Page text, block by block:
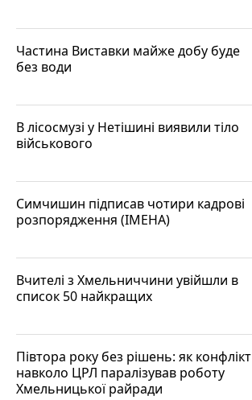
Частина Виставки майже добу буде
без води
В лісосмузі у Нетішині виявили тіло
військового
Симчишин підписав чотири кадрові
розпорядження (ІМЕНА)
Вчителі з Хмельниччини увійшли в
список 50 найкращих
Півтора року без рішень: як конфлікт
навколо ЦРЛ паралізував роботу
Хмельницької райради